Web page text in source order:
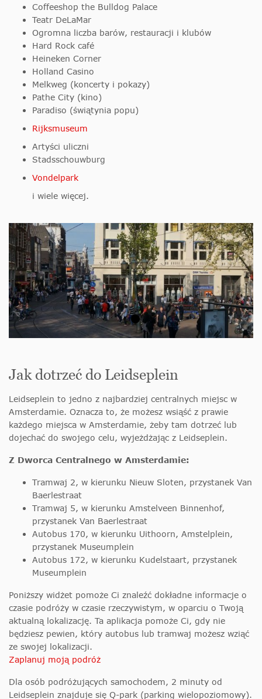
Coffeeshop the Bulldog Palace
Teatr DeLaMar
Ogromna liczba barów, restauracji i klubów
Hard Rock café
Heineken Corner
Holland Casino
Melkweg (koncerty i pokazy)
Pathe City (kino)
Paradiso (świątynia popu)
Rijksmuseum
Artyści uliczni
Stadsschouwburg
Vondelpark
i wiele więcej.
Jak dotrzeć do Leidseplein
Leidseplein to jedno z najbardziej centralnych miejsc w
Amsterdamie. Oznacza to, że możesz wsiąść z prawie
każdego miejsca w Amsterdamie, żeby tam dotrzeć lub
dojechać do swojego celu, wyjeżdżając z Leidseplein.
Z Dworca Centralnego w Amsterdamie:
Tramwaj 2, w kierunku Nieuw Sloten, przystanek Van
Baerlestraat
Tramwaj 5, w kierunku Amstelveen Binnenhof,
przystanek Van Baerlestraat
Autobus 170, w kierunku Uithoorn, Amstelplein,
przystanek Museumplein
Autobus 172, w kierunku Kudelstaart, przystanek
Museumplein
Poniższy widżet pomoże Ci znaleźć dokładne informacje o
czasie podróży w czasie rzeczywistym, w oparciu o Twoją
aktualną lokalizację. Ta aplikacja pomoże Ci, gdy nie
będziesz pewien, który autobus lub tramwaj możesz wziąć
ze swojej lokalizacji.
Zaplanuj moją podróż
Dla osób podróżujących samochodem, 2 minuty od
Leidseplein znajduje się Q-park (parking wielopoziomowy).